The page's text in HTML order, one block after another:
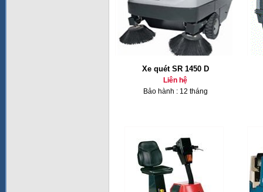
Xe quét SR 1450 D
Liên hệ
Bảo hành : 12 tháng